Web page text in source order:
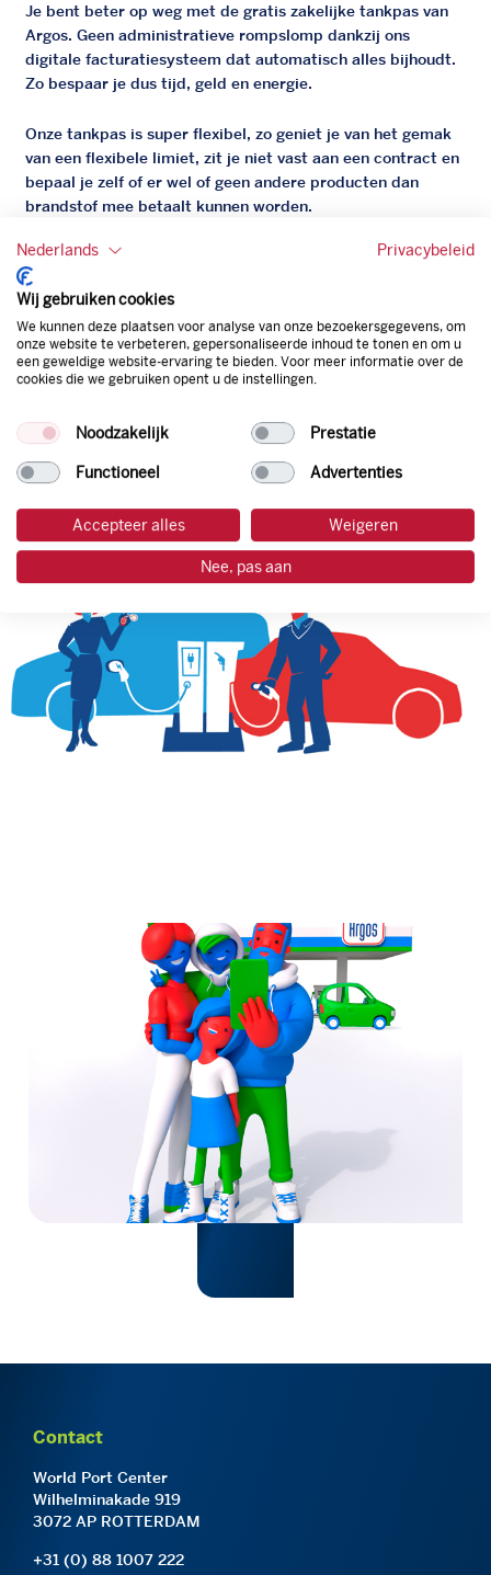
Je bent beter op weg met de gratis zakelijke tankpas van
Argos. Geen administratieve rompslomp dankzij ons
digitale facturatiesysteem dat automatisch alles bijhoudt.
Zo bespaar je dus tijd, geld en energie.
Onze tankpas is super flexibel, zo geniet je van het gemak
van een flexibele limiet, zit je niet vast aan een contract en
bepaal je zelf of er wel of geen andere producten dan
brandstof mee betaalt kunnen worden.
korting. Mocht de pompprijs toch lager zijn dan betaal je
natuurlijk de prijs aan de pomp. Zo ben je altijd verzekerd
van de laagste prijs.
tankpas aanvragen
laadpas aanvragen
Contact
World Port Center
Wilhelminakade 919
3072 AP ROTTERDAM
+31 (0) 88 1007 222
Nederlands Privacybeleid
Wij gebruiken cookies
We kunnen deze plaatsen voor analyse van onze bezoekersgegevens, om
onze website te verbeteren, gepersonaliseerde inhoud te tonen en om u
een geweldige website-ervaring te bieden. Voor meer informatie over de
cookies die we gebruiken opent u de instellingen.
Noodzakelijk Prestatie
Functioneel Advertenties
Accepteer alles Weigeren
Nee, pas aan